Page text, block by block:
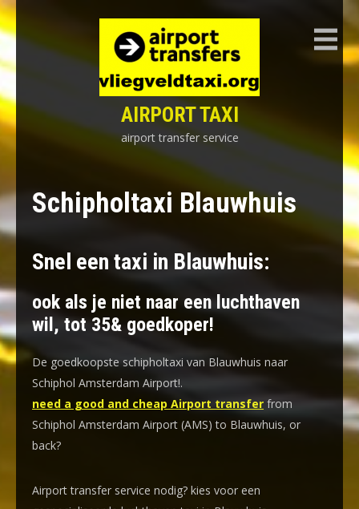
Skip
to
content
AIRPORT TAXI
airport transfer service
Schipholtaxi Blauwhuis
Snel een taxi in Blauwhuis:
ook als je niet naar een luchthaven
wil, tot 35& goedkoper!
De goedkoopste schipholtaxi van Blauwhuis naar
Schiphol Amsterdam Airport!.
need a good and cheap Airport transfer from
Schiphol Amsterdam Airport (AMS) to Blauwhuis, or
back?
Airport transfer service nodig? kies voor een